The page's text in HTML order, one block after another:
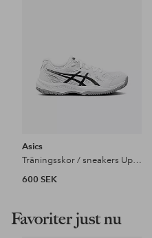
Asics
Träningsskor / sneakers Upcourt 6 GS
600 SEK
Favoriter just nu